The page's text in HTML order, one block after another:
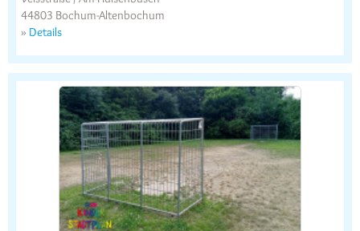
44803 Bochum-Altenbochum
» Details